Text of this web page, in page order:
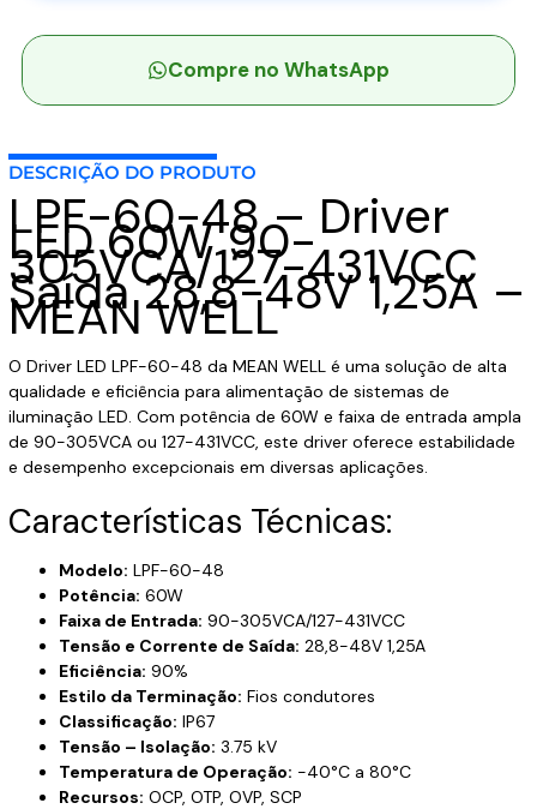
90-
431VCC
48V
1,25A
-
MEAN
WELL
quantidade
Compre no WhatsApp
DESCRIÇÃO DO PRODUTO
LPF-60-48 – Driver
LED 60W 90-
305VCA/127-431VCC
Saída 28,8-48V 1,25A –
MEAN WELL
O Driver LED LPF-60-48 da MEAN WELL é uma solução de alta
qualidade e eficiência para alimentação de sistemas de
iluminação LED. Com potência de 60W e faixa de entrada ampla
de 90-305VCA ou 127-431VCC, este driver oferece estabilidade
e desempenho excepcionais em diversas aplicações.
Características Técnicas:
Modelo: LPF-60-48
Potência: 60W
Faixa de Entrada: 90-305VCA/127-431VCC
Tensão e Corrente de Saída: 28,8-48V 1,25A
Eficiência: 90%
Estilo da Terminação: Fios condutores
Classificação: IP67
Tensão – Isolação: 3.75 kV
Temperatura de Operação: -40°C a 80°C
Recursos: OCP, OTP, OVP, SCP